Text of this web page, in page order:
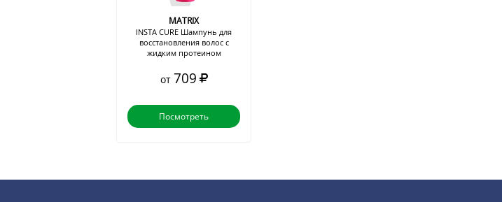
MATRIX
INSTA CURE Шампунь для
восстановления волос с
жидким протеином
от 709
Посмотреть